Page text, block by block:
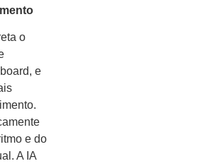
o
e
e do
A IA